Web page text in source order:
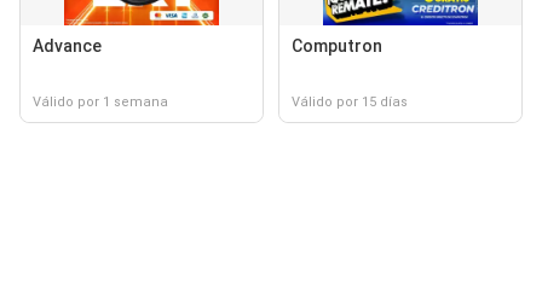
Advance
Válido por 1 semana
Computron
Válido por 15 días